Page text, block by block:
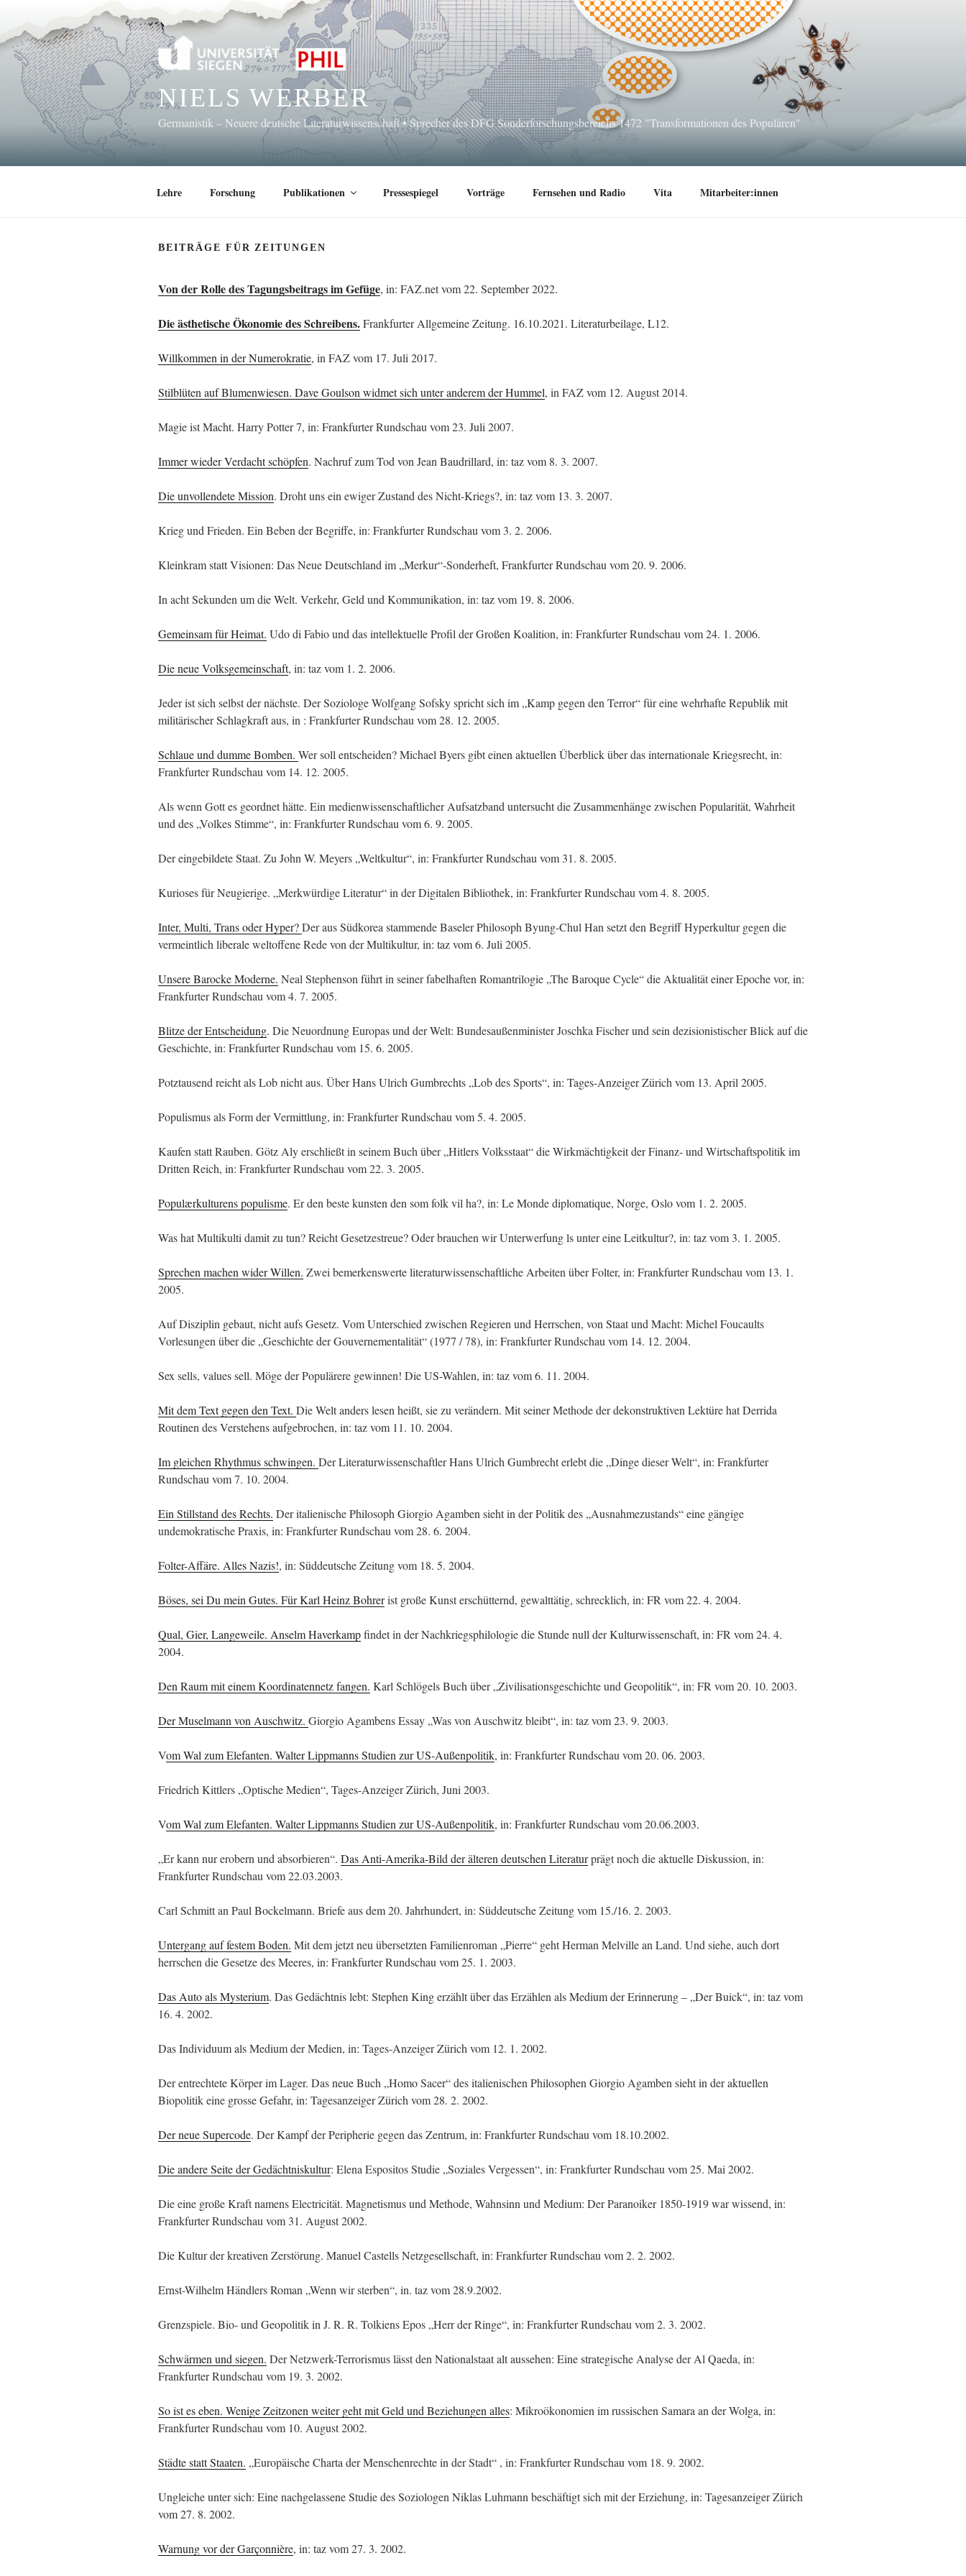
springen
NIELS WERBER
Germanistik – Neuere deutsche Literaturwissenschaft • Sprecher des DFG Sonderforschungsbereichs 1472 "Transformationen des Populären"
Lehre Forschung Publikationen Pressespiegel Vorträge Fernsehen und Radio Vita Mitarbeiter:innen
BEITRÄGE FÜR ZEITUNGEN
Von der Rolle des Tagungsbeitrags im Gefüge, in: FAZ.net vom 22. September 2022.
Die ästhetische Ökonomie des Schreibens.Frankfurter Allgemeine Zeitung. 16.10.2021. Literaturbeilage, L12.
Willkommen in der Numerokratie, in FAZ vom 17. Juli 2017.
Stilblüten auf Blumenwiesen. Dave Goulson widmet sich unter anderem der Hummel, in FAZ vom 12. August 2014.
Magie ist Macht. Harry Potter 7, in: Frankfurter Rundschau vom 23. Juli 2007.
Immer wieder Verdacht schöpfen. Nachruf zum Tod von Jean Baudrillard, in: taz vom 8. 3. 2007.
Die unvollendete Mission. Droht uns ein ewiger Zustand des Nicht-Kriegs?, in: taz vom 13. 3. 2007.
Krieg und Frieden. Ein Beben der Begriffe, in: Frankfurter Rundschau vom 3. 2. 2006.
Kleinkram statt Visionen: Das Neue Deutschland im „Merkur“-Sonderheft, Frankfurter Rundschau vom 20. 9. 2006.
In acht Sekunden um die Welt. Verkehr, Geld und Kommunikation, in: taz vom 19. 8. 2006.
Gemeinsam für Heimat. Udo di Fabio und das intellektuelle Profil der Großen Koalition, in: Frankfurter Rundschau vom 24. 1. 2006.
Die neue Volksgemeinschaft, in: taz vom 1. 2. 2006.
Jeder ist sich selbst der nächste. Der Soziologe Wolfgang Sofsky spricht sich im „Kamp gegen den Terror“ für eine wehrhafte Republik mit
militärischer Schlagkraft aus, in : Frankfurter Rundschau vom 28. 12. 2005.
Schlaue und dumme Bomben. Wer soll entscheiden? Michael Byers gibt einen aktuellen Überblick über das internationale Kriegsrecht, in:
Frankfurter Rundschau vom 14. 12. 2005.
Als wenn Gott es geordnet hätte. Ein medienwissenschaftlicher Aufsatzband untersucht die Zusammenhänge zwischen Popularität, Wahrheit
und des „Volkes Stimme“, in: Frankfurter Rundschau vom 6. 9. 2005.
Der eingebildete Staat. Zu John W. Meyers „Weltkultur“, in: Frankfurter Rundschau vom 31. 8. 2005.
Kurioses für Neugierige. „Merkwürdige Literatur“ in der Digitalen Bibliothek, in: Frankfurter Rundschau vom 4. 8. 2005.
Inter, Multi, Trans oder Hyper?Der aus Südkorea stammende Baseler Philosoph Byung-Chul Han setzt den Begriff Hyperkultur gegen die
vermeintlich liberale weltoffene Rede von der Multikultur, in: taz vom 6. Juli 2005.
Unsere Barocke Moderne. Neal Stephenson führt in seiner fabelhaften Romantrilogie „The Baroque Cycle“ die Aktualität einer Epoche vor, in:
Frankfurter Rundschau vom 4. 7. 2005.
Blitze der Entscheidung. Die Neuordnung Europas und der Welt: Bundesaußenminister Joschka Fischer und sein dezisionistischer Blick auf die
Geschichte, in: Frankfurter Rundschau vom 15. 6. 2005.
Potztausend reicht als Lob nicht aus. Über Hans Ulrich Gumbrechts „Lob des Sports“, in: Tages-Anzeiger Zürich vom 13. April 2005.
Populismus als Form der Vermittlung, in: Frankfurter Rundschau vom 5. 4. 2005.
Kaufen statt Rauben. Götz Aly erschließt in seinem Buch über „Hitlers Volksstaat“ die Wirkmächtigkeit der Finanz- und Wirtschaftspolitik im
Dritten Reich, in: Frankfurter Rundschau vom 22. 3. 2005.
Populærkulturens populisme. Er den beste kunsten den som folk vil ha?, in: Le Monde diplomatique, Norge, Oslo vom 1. 2. 2005.
Was hat Multikulti damit zu tun? Reicht Gesetzestreue? Oder brauchen wir Unterwerfung ls unter eine Leitkultur?, in: taz vom 3. 1. 2005.
Sprechen machen wider Willen. Zwei bemerkenswerte literaturwissenschaftliche Arbeiten über Folter, in: Frankfurter Rundschau vom 13. 1.
2005.
Auf Disziplin gebaut, nicht aufs Gesetz. Vom Unterschied zwischen Regieren und Herrschen, von Staat und Macht: Michel Foucaults
Vorlesungen über die „Geschichte der Gouvernementalität“ (1977 / 78), in: Frankfurter Rundschau vom 14. 12. 2004.
Sex sells, values sell. Möge der Populärere gewinnen! Die US-Wahlen, in: taz vom 6. 11. 2004.
Mit dem Text gegen den Text. Die Welt anders lesen heißt, sie zu verändern. Mit seiner Methode der dekonstruktiven Lektüre hat Derrida
Routinen des Verstehens aufgebrochen, in: taz vom 11. 10. 2004.
Im gleichen Rhythmus schwingen. Der Literaturwissenschaftler Hans Ulrich Gumbrecht erlebt die „Dinge dieser Welt“, in: Frankfurter
Rundschau vom 7. 10. 2004.
Ein Stillstand des Rechts. Der italienische Philosoph Giorgio Agamben sieht in der Politik des „Ausnahmezustands“ eine gängige
undemokratische Praxis, in: Frankfurter Rundschau vom 28. 6. 2004.
Folter-Affäre. Alles Nazis!, in: Süddeutsche Zeitung vom 18. 5. 2004.
Böses, sei Du mein Gutes. Für Karl Heinz Bohrerist große Kunst erschütternd, gewalttätig, schrecklich, in: FR vom 22. 4. 2004.
Qual, Gier, Langeweile. Anselm Haverkampfindet in der Nachkriegsphilologie die Stunde null der Kulturwissenschaft, in: FR vom 24. 4.
2004.
Den Raum mit einem Koordinatennetz fangen. Karl Schlögels Buch über „Zivilisationsgeschichte und Geopolitik“, in: FR vom 20. 10. 2003.
Der Muselmann von Auschwitz. Giorgio Agambens Essay „Was von Auschwitz bleibt“, in: taz vom 23. 9. 2003.
Vom Wal zum Elefanten. Walter Lippmanns Studien zur US-Außenpolitik, in: Frankfurter Rundschau vom 20. 06. 2003.
Friedrich Kittlers „Optische Medien“, Tages-Anzeiger Zürich, Juni 2003.
Vom Wal zum Elefanten. Walter Lippmanns Studien zur US-Außenpolitik, in: Frankfurter Rundschau vom 20.06.2003.
„Er kann nur erobern und absorbieren“. Das Anti-Amerika-Bild der älteren deutschen Literaturprägt noch die aktuelle Diskussion, in:
Frankfurter Rundschau vom 22.03.2003.
Carl Schmitt an Paul Bockelmann. Briefe aus dem 20. Jahrhundert, in: Süddeutsche Zeitung vom 15./16. 2. 2003.
Untergang auf festem Boden. Mit dem jetzt neu übersetzten Familienroman „Pierre“ geht Herman Melville an Land. Und siehe, auch dort
herrschen die Gesetze des Meeres, in: Frankfurter Rundschau vom 25. 1. 2003.
Das Auto als Mysterium. Das Gedächtnis lebt: Stephen King erzählt über das Erzählen als Medium der Erinnerung – „Der Buick“, in: taz vom
16. 4. 2002.
Das Individuum als Medium der Medien, in: Tages-Anzeiger Zürich vom 12. 1. 2002.
Der entrechtete Körper im Lager. Das neue Buch „Homo Sacer“ des italienischen Philosophen Giorgio Agamben sieht in der aktuellen
Biopolitik eine grosse Gefahr, in: Tagesanzeiger Zürich vom 28. 2. 2002.
Der neue Supercode. Der Kampf der Peripherie gegen das Zentrum, in: Frankfurter Rundschau vom 18.10.2002.
Die andere Seite der Gedächtniskultur: Elena Espositos Studie „Soziales Vergessen“, in: Frankfurter Rundschau vom 25. Mai 2002.
Die eine große Kraft namens Electricität. Magnetismus und Methode, Wahnsinn und Medium: Der Paranoiker 1850-1919 war wissend, in:
Frankfurter Rundschau vom 31. August 2002.
Die Kultur der kreativen Zerstörung. Manuel Castells Netzgesellschaft, in: Frankfurter Rundschau vom 2. 2. 2002.
Ernst-Wilhelm Händlers Roman „Wenn wir sterben“, in. taz vom 28.9.2002.
Grenzspiele. Bio- und Geopolitik in J. R. R. Tolkiens Epos „Herr der Ringe“, in: Frankfurter Rundschau vom 2. 3. 2002.
Schwärmen und siegen. Der Netzwerk-Terrorismus lässt den Nationalstaat alt aussehen: Eine strategische Analyse der Al Qaeda, in:
Frankfurter Rundschau vom 19. 3. 2002.
So ist es eben. Wenige Zeitzonen weiter geht mit Geld und Beziehungen alles: Mikroökonomien im russischen Samara an der Wolga, in:
Frankfurter Rundschau vom 10. August 2002.
Städte statt Staaten. „Europäische Charta der Menschenrechte in der Stadt“ , in: Frankfurter Rundschau vom 18. 9. 2002.
Ungleiche unter sich: Eine nachgelassene Studie des Soziologen Niklas Luhmann beschäftigt sich mit der Erziehung, in: Tagesanzeiger Zürich
vom 27. 8. 2002.
Warnung vor der Garçonnière, in: taz vom 27. 3. 2002.